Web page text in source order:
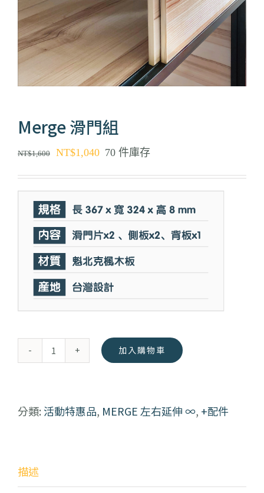
Merge 滑門組
NT$1,600
原
價
格：
NT$1,600。
NT$1,040目
價
格：
NT$1,040。
70 件庫存
Merge
組
加入購物車
分類: 活動特惠品, MERGE 左右延伸 ∞, +配件
描述